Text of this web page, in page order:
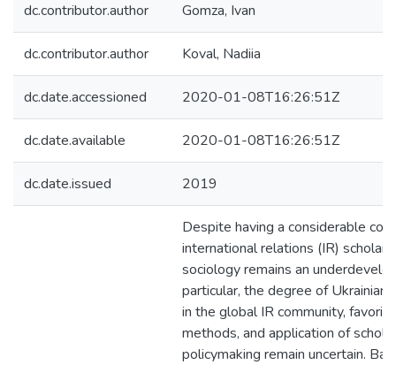
dc.contributor.author Gomza, Ivan
dc.contributor.author Koval, Nadiia
dc.date.accessioned 2020-01-08T16:26:51Z
dc.date.available 2020-01-08T16:26:51Z
dc.date.issued 2019
Despite having a considerable
international relations (IR)
sociology remains an
particular, the degree of Ukrainian
in the global IR community,
methods, and application of
policymaking remain uncertain.